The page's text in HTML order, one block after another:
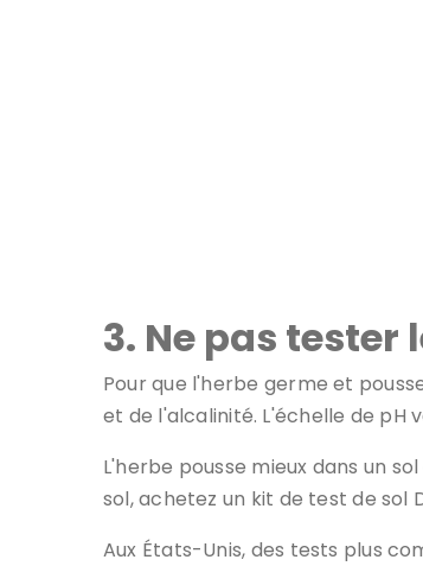
3. Ne pas tester
Pour que l'herbe germe et
et de l'alcalinité. L'échelle de pH
L'herbe pousse mieux dans un
sol, achetez un kit de test de sol
Aux États-Unis, des tests plus